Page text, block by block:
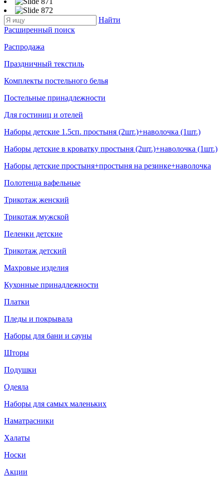
Найти
Расширенный поиск
Распродажа
Праздничный текстиль
Комплекты постельного белья
Постельные принадлежности
Для гостиниц и отелей
Наборы детские 1.5сп. простыня (2шт.)+наволочка (1шт.)
Наборы детские в кроватку простыня (2шт.)+наволочка (1шт.)
Наборы детские простыня+простыня на резинке+наволочка
Полотенца вафельные
Трикотаж женский
Трикотаж мужской
Пеленки детские
Трикотаж детский
Махровые изделия
Кухонные принадлежности
Платки
Пледы и покрывала
Наборы для бани и сауны
Шторы
Подушки
Одеяла
Наборы для самых маленьких
Наматрасники
Халаты
Носки
Акции